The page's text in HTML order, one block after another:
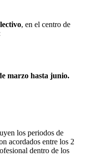
, en el centro de
marzo hasta junio.
los periodos de
acordados entre los 2
dentro de los